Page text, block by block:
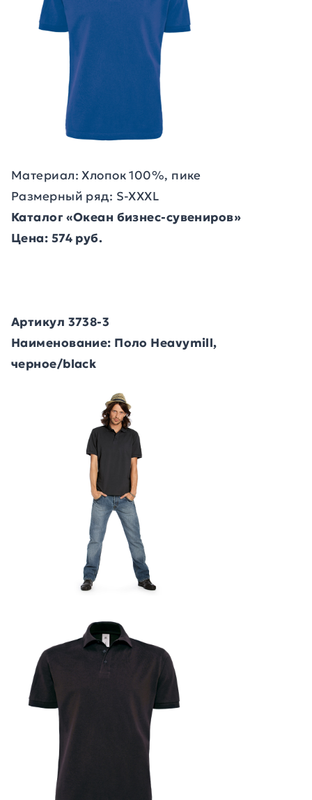
Материал: Хлопок 100%, пике
Размерный ряд: S-XXXL
Каталог «Океан бизнес-сувениров»
Цена: 574 руб.
Артикул 3738-3
Наименование: Поло Heavymill,
черное/black